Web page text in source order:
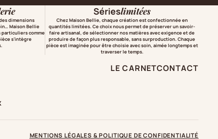
dimensions
Maison Bellie
particuliers comme
s'intègre
Sérieslimitées
Chez Maison Bellie, chaque création est confectionnée en
quantités limitées. Ce choix nous permet de préserver un savoir-
faire artisanal, de sélectionner nos matières avec exigence et de
produire de façon plus responsable, sans surproduction. Chaque
pièce est imaginée pour être choisie avec soin, aimée longtemps et
traverser le temps.
LE CARNETCONTACT
MENTIONS LÉGALES & POLITIQUE DE CONFIDENTIALITÉ